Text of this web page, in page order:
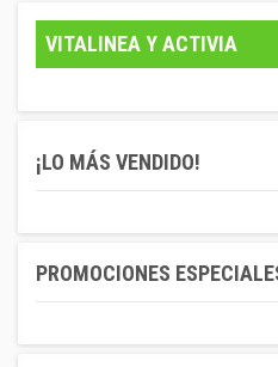
VITALINEA Y ACTIVIA
¡LO MÁS VENDIDO!
PROMOCIONES